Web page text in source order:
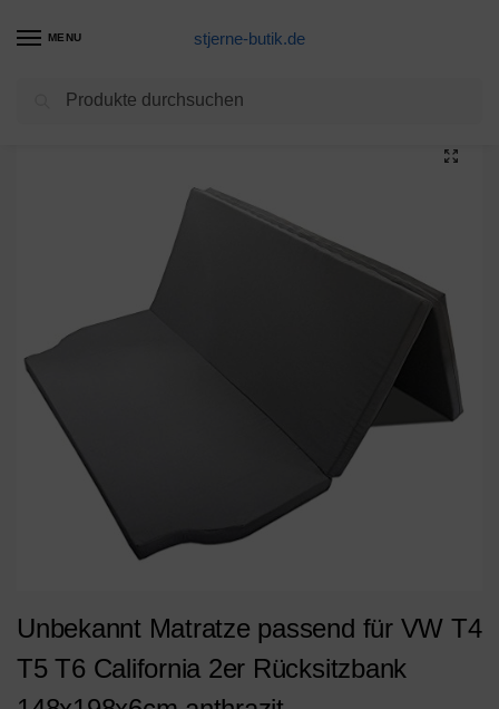
MENU stjerne-butik.de
Matratzen Produkte / Unbekannt Matratze passend für VW T4 T5 T6 California 2er Rücksitzbank 148x198x6cm anthrazit
Unbekannt Matratze passend für VW T4
T5 T6 California 2er Rücksitzbank